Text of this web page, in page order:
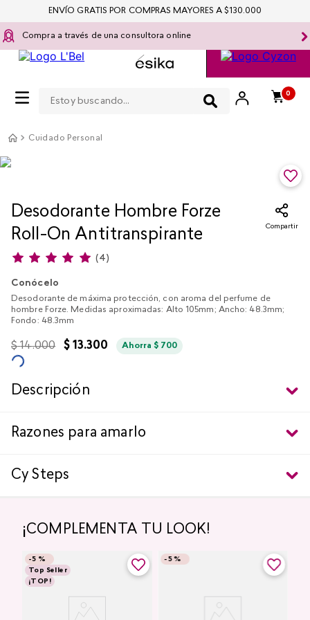
Compra a través de una consultora online
0
ENVÍO GRATIS POR COMPRAS MAYORES A $130.000
Cuidado Personal
Desodorante Hombre Forze
Roll-On Antitranspirante
Compartir
(4)
Conócelo
Desodorante de máxima protección, con aroma del perfume de
hombre Forze. Medidas aproximadas: Alto 105mm; Ancho: 48.3mm;
Fondo: 48.3mm
$ 14.000 $ 13.300 Ahorra$ 700
Descripción
Razones para amarlo
Cy Steps
¡COMPLEMENTA TU LOOK!
-5 %
Top Seller
¡TOP!
-5 %